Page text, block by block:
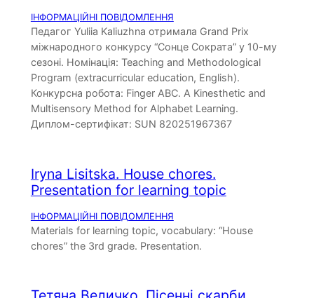
ІНФОРМАЦІЙНІ ПОВІДОМЛЕННЯ
Педагог Yuliia Kaliuzhna отримала Grand Prix
міжнародного конкурсу “Сонце Сократа” у 10-му
сезоні. Номінація: Teaching and Methodological
Program (extracurricular education, English).
Конкурсна робота: Finger ABC. A Kinesthetic and
Multisensory Method for Alphabet Learning.
Диплом-сертифікат: SUN 820251967367
Iryna Lisitska. House chores.
Presentation for learning topic
ІНФОРМАЦІЙНІ ПОВІДОМЛЕННЯ
Materials for learning topic, vocabulary: “House
chores” the 3rd grade. Presentation.